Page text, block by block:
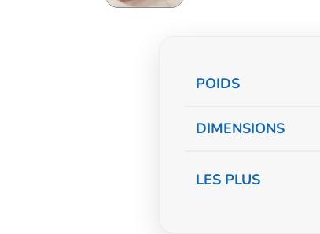
Informations
POIDS
DIMENSIONS
LES PLUS